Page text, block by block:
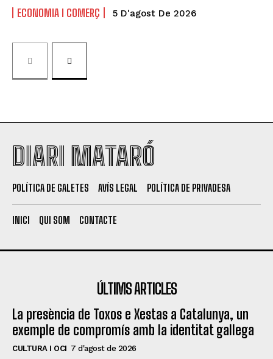
ECONOMIA I COMERÇ 5 D'agost De 2026
DIARI MATARÓ
POLÍTICA DE GALETES AVÍS LEGAL POLÍTICA DE PRIVADESA
INICI QUI SOM CONTACTE
ÚLTIMS ARTICLES
La presència de Toxos e Xestas a Catalunya, un
exemple de compromís amb la identitat gallega
CULTURA I OCI 7 d'agost de 2026